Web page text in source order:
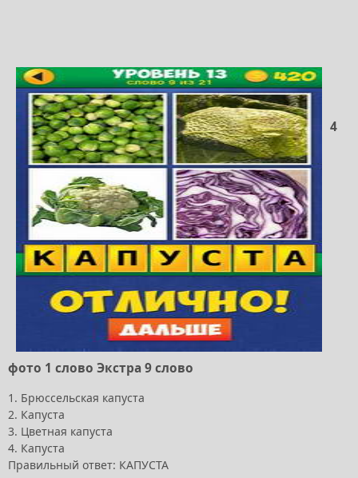
4
фото 1 слово Экстра 9 слово
1. Брюссельская капуста
2. Капуста
3. Цветная капуста
4. Капуста
Правильный ответ: КАПУСТА